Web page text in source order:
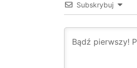
Subskrybuj